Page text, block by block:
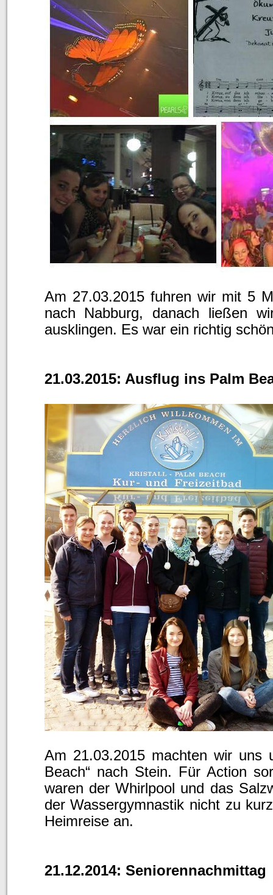
Am 27.03.2015 fuhren wir mit 5
nach Nabburg, danach ließen
ausklingen. Es war ein richtig
21.03.2015: Ausflug ins Palm
Am 21.03.2015 machten wir uns
Beach“ nach Stein. Für Action
waren der Whirlpool und das
der Wassergymnastik nicht zu
Heimreise an.
21.12.2014: Seniorennachmittag